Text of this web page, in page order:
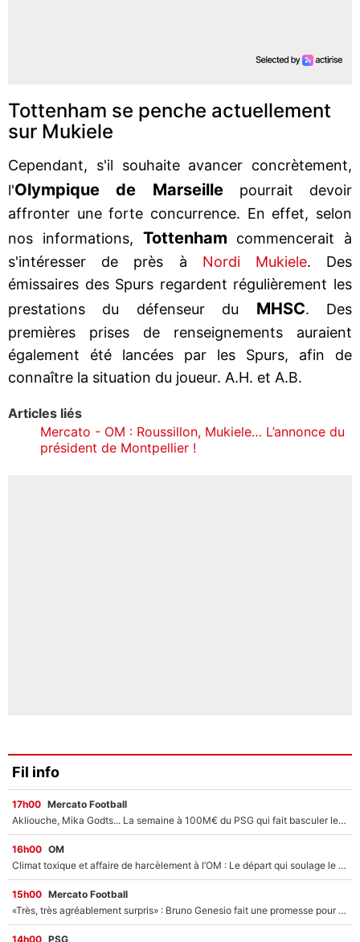
Tottenham se penche actuellement
sur Mukiele
Cependant, s'il souhaite avancer concrètement,
l'Olympique de Marseillepourrait devoir
affronter une forte concurrence. En effet, selon
nos informations, Tottenham commencerait à
s'intéresser de près à Nordi Mukiele. Des
émissaires des Spurs regardent régulièrement les
prestations du défenseur du MHSC. Des
premières prises de renseignements auraient
également été lancées par les Spurs, afin de
connaître la situation du joueur. A.H. et A.B.
Articles liés
Mercato - OM : Roussillon, Mukiele… L’annonce du
président de Montpellier !
Fil info
17h00 Mercato Football
Akliouche, Mika Godts... La semaine à 100M€ du PSG qui fait basculer le mercato du PSG !
16h00 OM
Climat toxique et affaire de harcèlement à l’OM : Le départ qui soulage le vestiaire de Bruno Genesio
15h00 Mercato Football
«Très, très agréablement surpris» : Bruno Genesio fait une promesse pour la suite du mercato de l’OM et rassure les supporters
14h00 PSG